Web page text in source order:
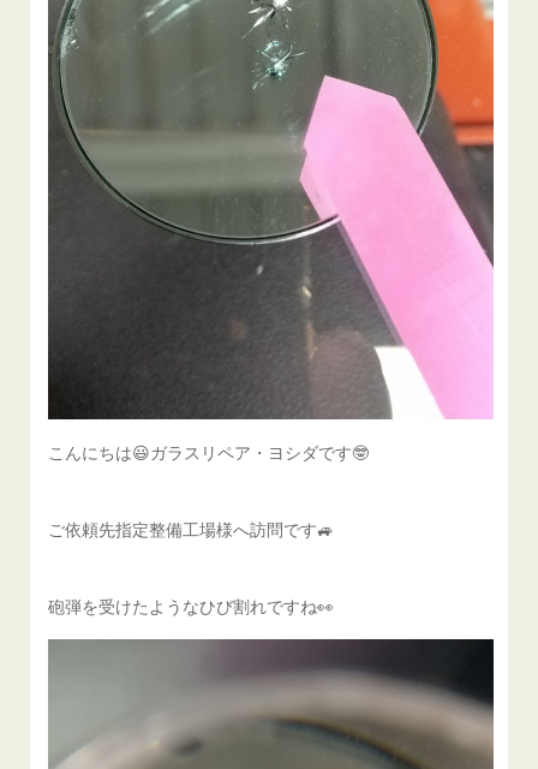
こんにちは😃ガラスリペア・ヨシダです🤓
ご依頼先指定整備工場様へ訪問です🚙
砲弾を受けたようなひび割れですね👀